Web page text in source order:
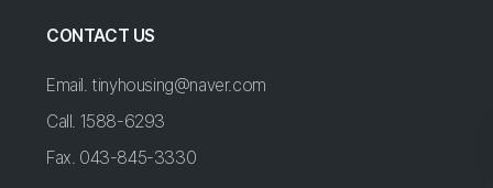
CONTACT US
Email. tinyhousing@naver.com
Call. 1588-6293
Fax. 043-845-3330